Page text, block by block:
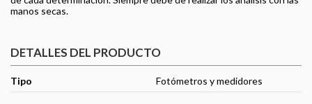
manos secas.
DETALLES DEL PRODUCTO
Tipo Fotómetros y medidores